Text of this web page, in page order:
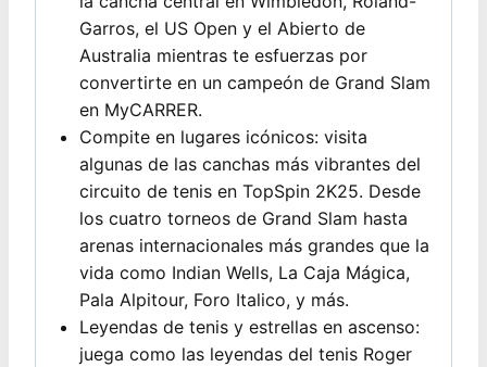
Garros, el US Open y el Abierto de
Australia mientras te esfuerzas por
convertirte en un campeón de Grand Slam
en MyCARRER.
Compite en lugares icónicos: visita
algunas de las canchas más vibrantes del
circuito de tenis en TopSpin 2K25. Desde
los cuatro torneos de Grand Slam hasta
arenas internacionales más grandes que la
vida como Indian Wells, La Caja Mágica,
Pala Alpitour, Foro Italico, y más.
Leyendas de tenis y estrellas en ascenso:
juega como las leyendas del tenis Roger